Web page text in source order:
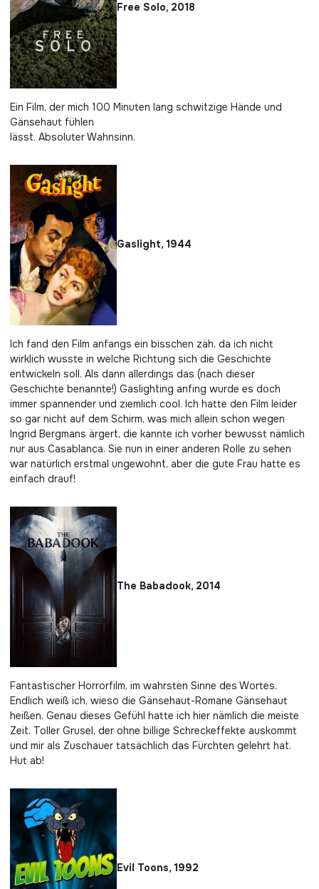
Free Solo, 2018
Ein Film, der mich 100 Minuten lang schwitzige Hände und
Gänsehaut fühlen
lässt. Absoluter Wahnsinn.
Gaslight, 1944
Ich fand den Film anfangs ein bisschen zäh, da ich nicht
wirklich wusste in welche Richtung sich die Geschichte
entwickeln soll. Als dann allerdings das (nach dieser
Geschichte benannte!) Gaslighting anfing wurde es doch
immer spannender und ziemlich cool. Ich hatte den Film leider
so gar nicht auf dem Schirm, was mich allein schon wegen
Ingrid Bergmans ärgert, die kannte ich vorher bewusst nämlich
nur aus Casablanca. Sie nun in einer anderen Rolle zu sehen
war natürlich erstmal ungewohnt, aber die gute Frau hatte es
einfach drauf!
The Babadook, 2014
Fantastischer Horrorfilm, im wahrsten Sinne des Wortes.
Endlich weiß ich, wieso die Gänsehaut-Romane Gänsehaut
heißen. Genau dieses Gefühl hatte ich hier nämlich die meiste
Zeit. Toller Grusel, der ohne billige Schreckeffekte auskommt
und mir als Zuschauer tatsächlich das Fürchten gelehrt hat.
Hut ab!
Evil Toons, 1992